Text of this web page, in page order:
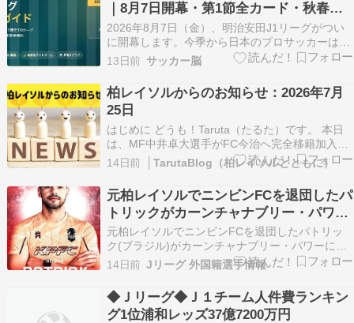
｜8月7日開幕・第1節全カード・秋春制
の日程を完全整理
2026年8月7日（金）、明治安田J1リーグがつい
に開幕します。今季から日本のプロサッカーは
「秋春制」へ完全移行——夏に開幕して翌年の初
夏に終わる、Jリーグ史上はじめて年をまたぐシ
ーズンです。 この記事では、開幕節の全10カー
ド・シーズン全体の日程・今季からJ1に上がった
3クラ…
13日前 サッカー脳
柏レイソルからのお知らせ：2026年7月
25日
はじめに どうも！Taruta（たるた）です。 本日
は、MF中井卓大選手がFC今治へ完全移籍加入す
るというニュースが掲載されていました。 同僚も
驚き「ここで会えるなんて」 響き渡る「ピピ
ッ！」…中井卓大が溶け込める理…
https://news.yahoo.co.jp/artic…
14日前 │TarutaBlog（柏レイソルとともに）
元柏レイソルでニンビンFCを退団したパ
トリックがカーンチャナブリー・パワー
に移籍
元柏レイソルでニンビンFCを退団したパトリッ
ク(ブラジル)がカーンチャナブリー・パワーに移
籍ニンビンFC→カーンチャナブリー・パワー
https://www.instagram.com/p/DaKvgZcPyQH/ Jリ
ーグにいる、いた外国籍選手にフォーカスしてま
す。 人気ブログ…
14日前 Jリーグ 外国籍選手情報
◆Ｊリーグ◆Ｊ１チーム人件費ランキン
グ1位浦和レッズ37億7200万円